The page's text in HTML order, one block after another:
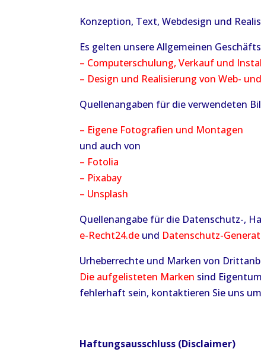
Konzeption, Text, Webdesign und
Es gelten unsere Allgemeinen
– Computerschulung, Verkauf und
– Design und Realisierung von Web-
Quellenangaben für die verwendeten
– Eigene Fotografien und Montagen
und auch von
– Fotolia
– Pixabay
– Unsplash
Quellenangabe für die Datenschutz-,
e-Recht24.de und Datenschutz-
Urheberrechte und Marken von
Die aufgelisteten Marken sind
fehlerhaft sein, kontaktieren Sie uns
Haftungsausschluss (Disclaimer)